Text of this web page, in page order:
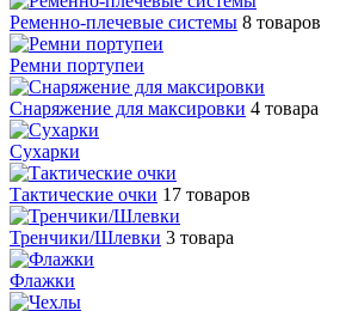
Ременно-плечевые системы 8 товаров
Ремни портупеи
Снаряжение для максировки 4 товара
Сухарки
Тактические очки 17 товаров
Тренчики/Шлевки 3 товара
Флажки